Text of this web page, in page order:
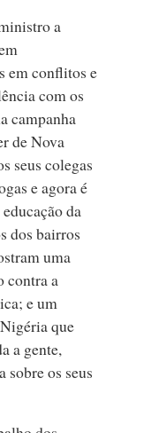
a
em conflitos e
com os
campanha
de Nova
seus colegas
e agora é
da
dos bairros
uma
contra a
e um
que
a gente,
sobre os seus